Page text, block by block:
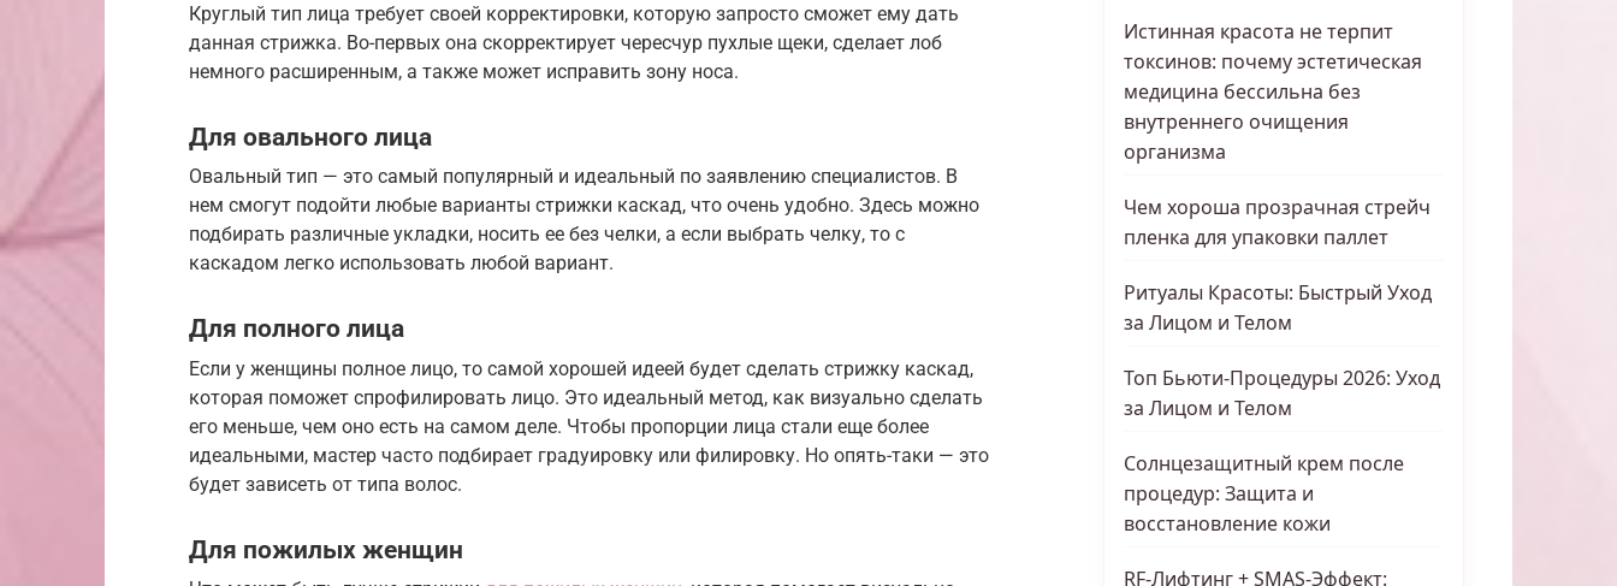
Круглый тип лица требует своей корректировки, которую запросто сможет ему дать
данная стрижка. Во-первых она скорректирует чересчур пухлые щеки, сделает лоб
немного расширенным, а также может исправить зону носа.
Для овального лица
Овальный тип — это самый популярный и идеальный по заявлению специалистов. В
нем смогут подойти любые варианты стрижки каскад, что очень удобно. Здесь можно
подбирать различные укладки, носить ее без челки, а если выбрать челку, то с
каскадом легко использовать любой вариант.
Для полного лица
Если у женщины полное лицо, то самой хорошей идеей будет сделать стрижку каскад,
которая поможет спрофилировать лицо. Это идеальный метод, как визуально сделать
его меньше, чем оно есть на самом деле. Чтобы пропорции лица стали еще более
идеальными, мастер часто подбирает градуировку или филировку. Но опять-таки — это
будет зависеть от типа волос.
Для пожилых женщин
Истинная красота не терпит
токсинов: почему эстетическая
медицина бессильна без
внутреннего очищения
организма
Чем хороша прозрачная стрейч
пленка для упаковки паллет
Ритуалы Красоты: Быстрый Уход
за Лицом и Телом
Топ Бьюти-Процедуры 2026: Уход
за Лицом и Телом
Солнцезащитный крем после
процедур: Защита и
восстановление кожи
RF-Лифтинг + SMAS-Эффект: